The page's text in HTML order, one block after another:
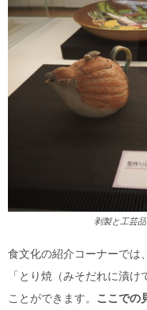
剥製と工芸
食文化の紹介コーナーでは
「とり焼（みそだれに漬
ことができます。 ここでの